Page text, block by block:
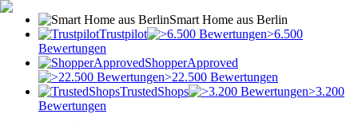
Smart Home aus Berlin
Trustpilot
>6.500
Bewertungen
ShopperApproved
>22.500 Bewertungen
TrustedShops
>3.200
Bewertungen